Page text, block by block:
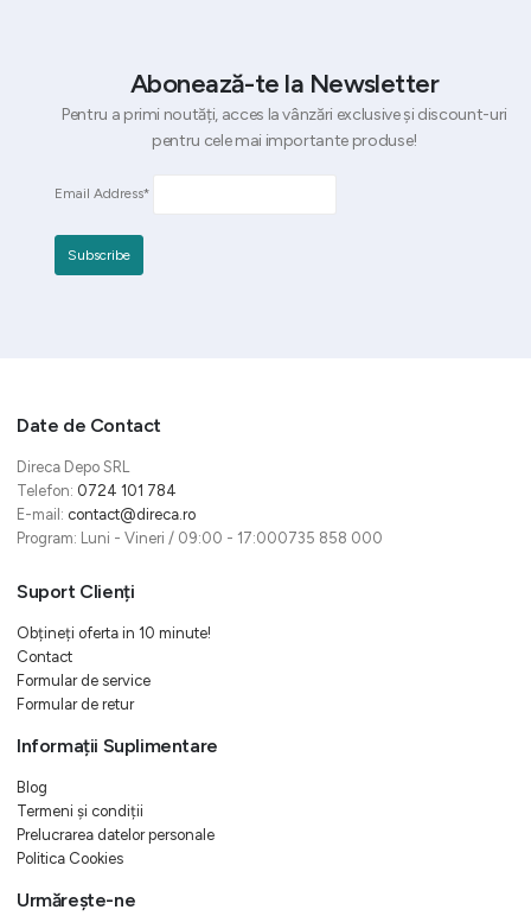
Abonează-te la Newsletter
Pentru a primi noutăți, acces la vânzări exclusive și discount-uri
pentru cele mai importante produse!
Email Address*
Date de Contact
Direca Depo SRL
Telefon: 0724 101 784
E-mail: contact@direca.ro
Program: Luni - Vineri / 09:00 - 17:000735 858 000
Suport Clienți
Obțineți oferta in 10 minute!
Contact
Formular de service
Formular de retur
Informații Suplimentare
Blog
Termeni și condiții
Prelucrarea datelor personale
Politica Cookies
Urmărește-ne